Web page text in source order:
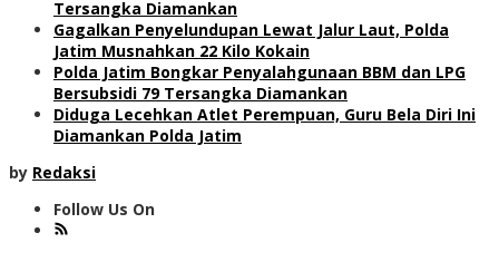
Tersangka Diamankan
Gagalkan Penyelundupan Lewat Jalur Laut, Polda
Jatim Musnahkan 22 Kilo Kokain
Polda Jatim Bongkar Penyalahgunaan BBM dan LPG
Bersubsidi 79 Tersangka Diamankan
Diduga Lecehkan Atlet Perempuan, Guru Bela Diri Ini
Diamankan Polda Jatim
by Redaksi
Follow Us On